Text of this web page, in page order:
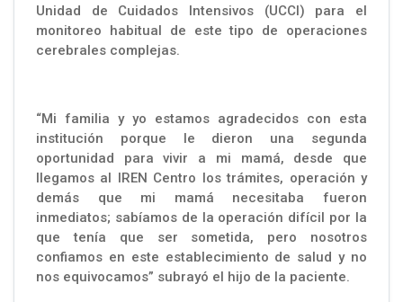
Unidad de Cuidados Intensivos (UCCI) para el
monitoreo habitual de este tipo de operaciones
cerebrales complejas.
“Mi familia y yo estamos agradecidos con esta
institución porque le dieron una segunda
oportunidad para vivir a mi mamá, desde que
llegamos al IREN Centro los trámites, operación y
demás que mi mamá necesitaba fueron
inmediatos; sabíamos de la operación difícil por la
que tenía que ser sometida, pero nosotros
confiamos en este establecimiento de salud y no
nos equivocamos” subrayó el hijo de la paciente.